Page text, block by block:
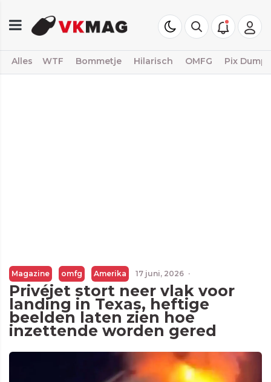
Alles WTF Bommetje Hilarisch OMFG Pix Dump
Magazine omfg Amerika 17 juni, 2026 ·
Privéjet stort neer vlak voor
landing in Texas, heftige
beelden laten zien hoe
inzettende worden gered